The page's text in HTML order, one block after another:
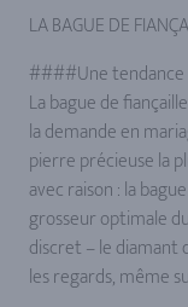
LA BAGUE DE
####Une
La bague de
la demande en
pierre précieuse la
avec raison : la
grosseur optimale
discret – le
les regards, même